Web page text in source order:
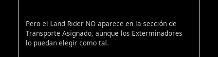
Pero el Land Rider NO aparece en la sección de
Transporte Asignado, aunque los Exterminadores
lo puedan elegir como tal.